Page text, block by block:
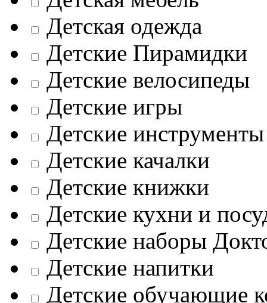
Детская одежда
Детские Пирамидки
Детские велосипеды
Детские игры
Детские инструменты
Детские качалки
Детские книжки
Детские кухни и
Детские наборы
Детские напитки
Детские обучающие